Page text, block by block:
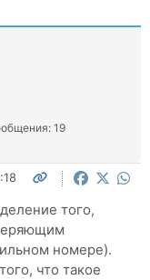
19
того,
номере).
что такое